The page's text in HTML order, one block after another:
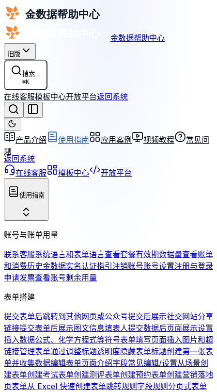
金数据帮助中心
旧版
搜索...
⌘K
在线客服模板中心开放平台返回系统
产品介绍 使用指南 应用案例 视频教程
常见问
题
返回系统
在线客服
模板中心 开放平台
使用指南
账号与账单用量
联系客服系统语言和表单语言查看套餐有效期数据量查看账单
和消费历史金数据实名认证指引注销账号账号设置注册与登录
申请发票查看账号剩余用量
表单搭建
提交表单后跳转到其他网页或公众号提交后展示社交网站分享
链接提交表单后展示图文信息填表人提交数据后页面展示设置
插入数据公式、化学方程式等符号表单填写页面插入图片和超
链接管理表单通过调整标题透明度隐藏表单标题创建第一张表
单并收集数据编辑表单页面介绍字段常见编辑/设置从场景创
建表单创建考试表单创建测评表单创建预约表单创建营销落地
页表单从 Excel 快速创建表单跳转规则字段规则分页式表单